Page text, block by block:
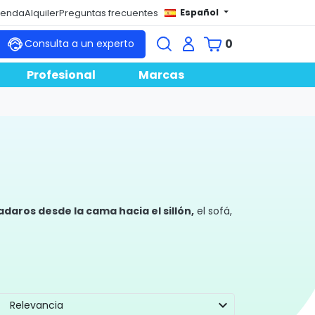
AlquilerPreguntas frecuentes Español
Consulta a un experto
0
Profesional
Marcas
desde la cama hacia el sillón, el sofá,
Relevancia
expand_more